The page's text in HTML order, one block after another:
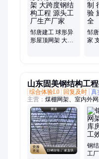
网架、焊接球网架、焊接
制作安装、螺栓球
邹唐建工 球形异
形屋顶网架 大跨
邹
家
山东固美钢结构工
综合体验L0
回复及时 真
主营： 煤棚网架、室内外
网架、煤棚加油站罩棚
钢
工